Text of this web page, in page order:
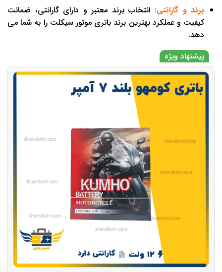
برند و گارانتی: انتخاب برند معتبر و دارای گارانتی، ضمانت
کیفیت و عملکرد بهترین برند باتری موتور سیکلت را به شما می
‌دهد.
پیشنهاد ویژه